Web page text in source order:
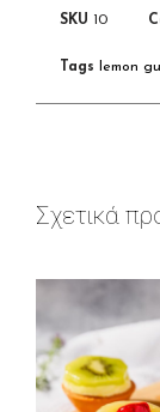
SKU 10
Tags lemon
Σχετικά